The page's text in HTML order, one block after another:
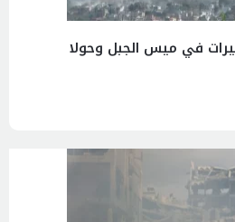
في ميس الجبل وحولا